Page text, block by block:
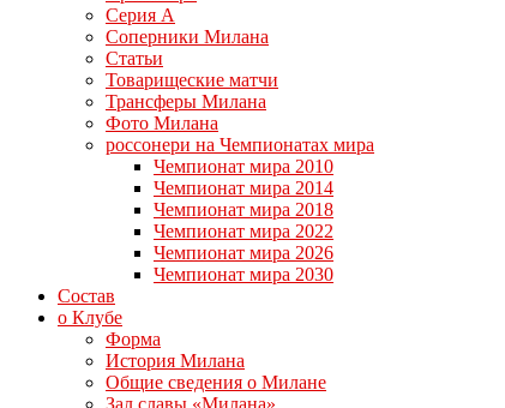
Серия А
Соперники Милана
Статьи
Товарищеские матчи
Трансферы Милана
Фото Милана
россонери на Чемпионатах мира
Чемпионат мира 2010
Чемпионат мира 2014
Чемпионат мира 2018
Чемпионат мира 2022
Чемпионат мира 2026
Чемпионат мира 2030
Состав
о Клубе
Форма
История Милана
Общие сведения о Милане
Зал славы «Милана»